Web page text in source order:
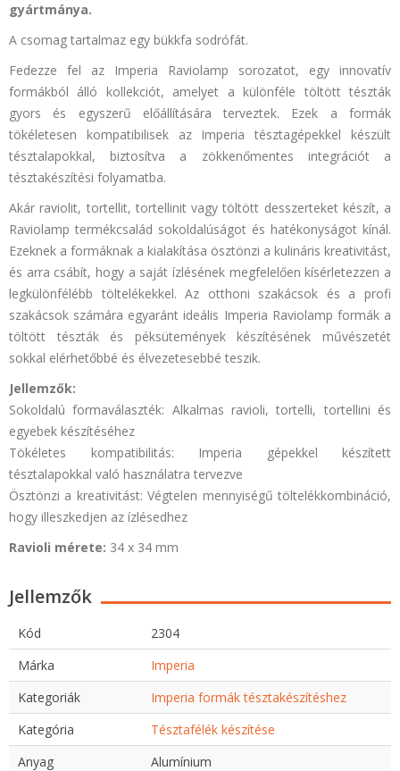
gyártmánya.
A csomag tartalmaz egy bükkfa sodrófát.
Fedezze fel az Imperia Raviolamp sorozatot, egy innovatív
formákból álló kollekciót, amelyet a különféle töltött tészták
gyors és egyszerű előállítására terveztek. Ezek a formák
tökéletesen kompatibilisek az Imperia tésztagépekkel készült
tésztalapokkal, biztosítva a zökkenőmentes integrációt a
tésztakészítési folyamatba.
Akár raviolit, tortellit, tortellinit vagy töltött desszerteket készít, a
Raviolamp termékcsalád sokoldalúságot és hatékonyságot kínál.
Ezeknek a formáknak a kialakítása ösztönzi a kulináris kreativitást,
és arra csábít, hogy a saját ízlésének megfelelően kísérletezzen a
legkülönfélébb töltelékekkel. Az otthoni szakácsok és a profi
szakácsok számára egyaránt ideális Imperia Raviolamp formák a
töltött tészták és péksütemények készítésének művészetét
sokkal elérhetőbbé és élvezetesebbé teszik.
Jellemzők:
Sokoldalú formaválaszték: Alkalmas ravioli, tortelli, tortellini és
egyebek készítéséhez
Tökéletes kompatibilitás: Imperia gépekkel készített
tésztalapokkal való használatra tervezve
Ösztönzi a kreativitást: Végtelen mennyiségű töltelékkombináció,
hogy illeszkedjen az ízlésedhez
Ravioli mérete: 34 x 34 mm
Jellemzők
Kód
2304
Márka
Imperia
Kategoriák
Imperia formák tésztakészítéshez
Kategória
Tésztafélék készítése
Anyag
Alumínium